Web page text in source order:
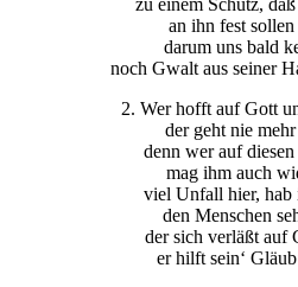
zu einem Schutz,
an ihn fest
darum uns bald
noch Gwalt aus seiner
2. Wer hofft auf Gott
der geht nie
denn wer auf diesen
mag ihm auch
viel Unfall hier, hab
den Menschen
der sich verläßt auf
er hilft sein‘